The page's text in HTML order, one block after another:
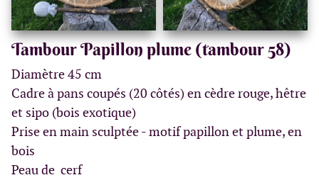
Tambour Papillon plume (tambour 58)
Diamètre 45 cm
Cadre à pans coupés (20 côtés) en cèdre rouge, hêtre
et sipo (bois exotique)
Prise en main sculptée - motif papillon et plume, en
bois
Peau de cerf